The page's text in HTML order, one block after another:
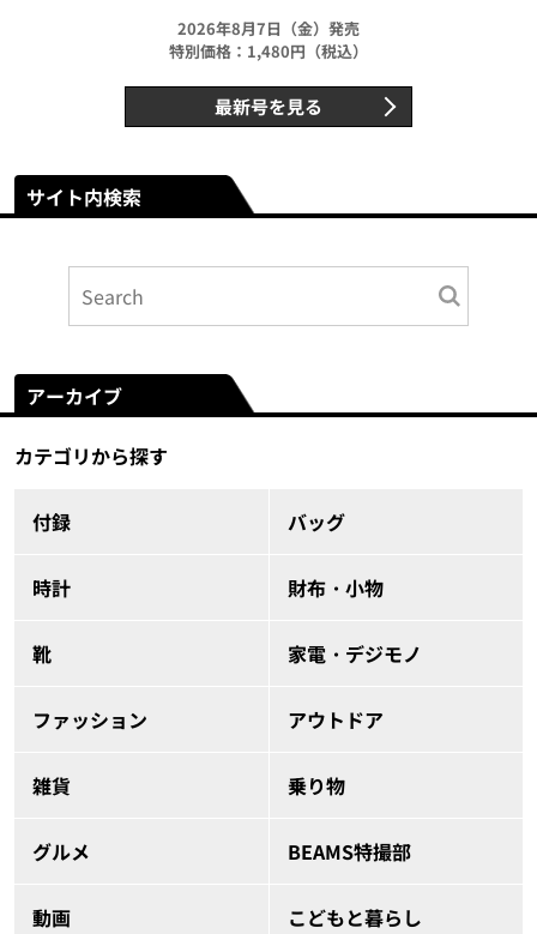
2026年8月7日（金）発売
特別価格：1,480円（税込）
最新号を見る
サイト内検索
アーカイブ
カテゴリから探す
付録 バッグ
時計 財布・小物
靴 家電・デジモノ
ファッション アウトドア
雑貨 乗り物
グルメ BEAMS特撮部
動画 こどもと暮らし